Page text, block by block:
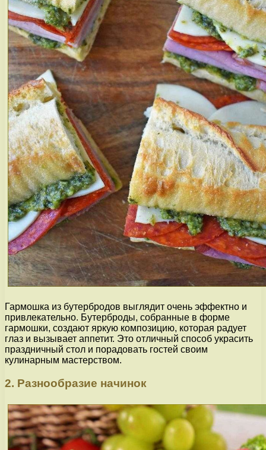
Гармошка из бутербродов выглядит очень эффектно и
привлекательно. Бутерброды, собранные в форме
гармошки, создают яркую композицию, которая радует
глаз и вызывает аппетит. Это отличный способ украсить
праздничный стол и порадовать гостей своим
кулинарным мастерством.
2. Разнообразие начинок